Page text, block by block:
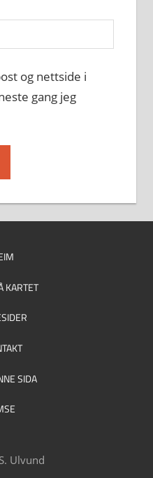
og nettside i
gang jeg
KARTET
SIDA
Ulvund